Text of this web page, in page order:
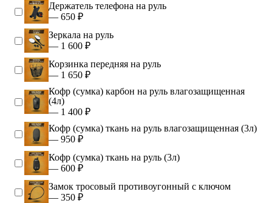
Держатель телефона на руль
— 650 ₽
Зеркала на руль
— 1 600 ₽
Корзинка передняя на руль
— 1 650 ₽
Кофр (сумка) карбон на руль влагозащищенная
(4л)
— 1 400 ₽
Кофр (сумка) ткань на руль влагозащищенная (3л)
— 950 ₽
Кофр (сумка) ткань на руль (3л)
— 600 ₽
Замок тросовый противоугонный с ключом
— 350 ₽